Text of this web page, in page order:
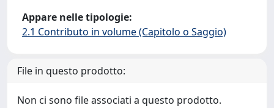
Appare nelle tipologie:
2.1 Contributo in volume (Capitolo o Saggio)
File in questo prodotto:
Non ci sono file associati a questo prodotto.